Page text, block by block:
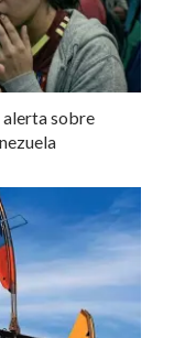
alerta sobre